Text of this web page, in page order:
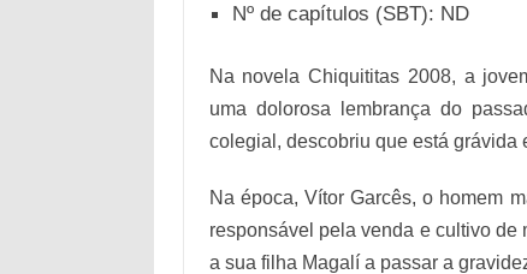
Nº de capítulos (SBT): ND
Na novela Chiquititas 2008, a
uma dolorosa lembrança do
colegial, descobriu que está grávida
Na época, Vítor Garcês, o homem
responsável pela venda e cultivo
a sua filha Magalí a passar a